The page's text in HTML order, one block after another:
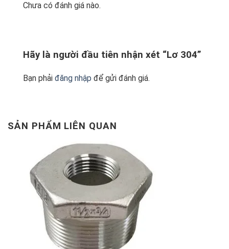
Chưa có đánh giá nào.
Hãy là người đầu tiên nhận xét “Lơ 304”
Bạn phải đăng nhập để gửi đánh giá.
SẢN PHẨM LIÊN QUAN